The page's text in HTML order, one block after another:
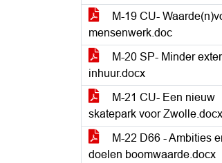
M-19 CU-
mensenwerk.doc
M-20 SP- Minder
inhuur.docx
M-21 CU- Een nieuw
skatepark voor Zwolle.docx
M-22 D66 - Ambities
doelen boomwaarde.docx